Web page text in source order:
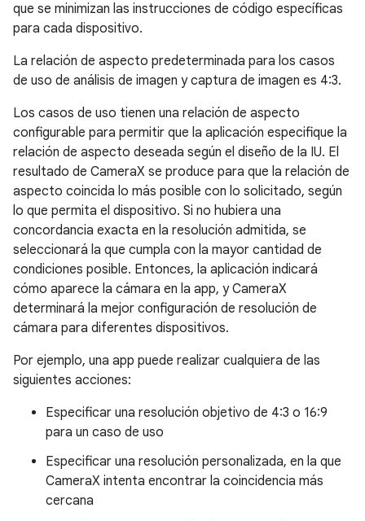
que se minimizan las instrucciones de código específicas
para cada dispositivo.
La relación de aspecto predeterminada para los casos
de uso de análisis de imagen y captura de imagen es 4:3.
Los casos de uso tienen una relación de aspecto
configurable para permitir que la aplicación especifique la
relación de aspecto deseada según el diseño de la IU. El
resultado de CameraX se produce para que la relación de
aspecto coincida lo más posible con lo solicitado, según
lo que permita el dispositivo. Si no hubiera una
concordancia exacta en la resolución admitida, se
seleccionará la que cumpla con la mayor cantidad de
condiciones posible. Entonces, la aplicación indicará
cómo aparece la cámara en la app, y CameraX
determinará la mejor configuración de resolución de
cámara para diferentes dispositivos.
Por ejemplo, una app puede realizar cualquiera de las
siguientes acciones:
Especificar una resolución objetivo de 4:3 o 16:9
para un caso de uso
Especificar una resolución personalizada, en la que
CameraX intenta encontrar la coincidencia más
cercana